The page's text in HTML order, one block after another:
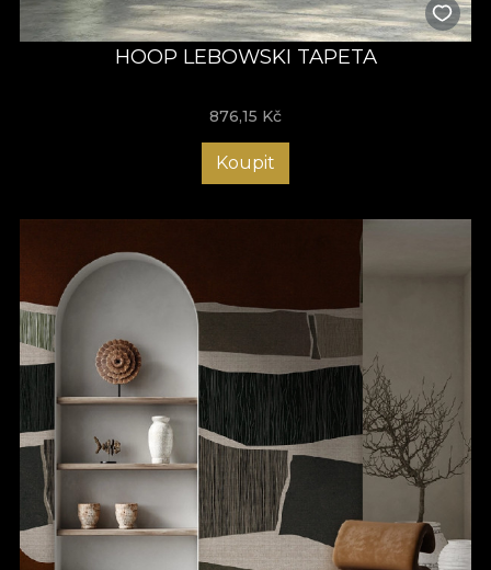
HOOP LEBOWSKI TAPETA
876,15 Kč
Koupit